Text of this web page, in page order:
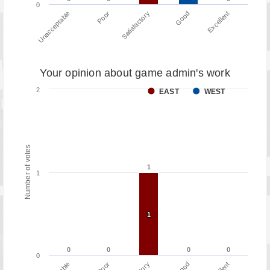
Unacceptable Poor Satisfactory Good Excellent
0
Number of votes
Your opinion about game admin's work
0
0 0
0
1
1
0
0 0
0
1
1
EAST WEST
0
1
2